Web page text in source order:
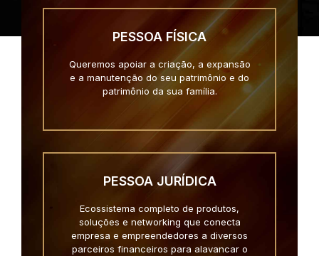
PESSOA FÍSICA
Queremos apoiar a criação, a expansão
e a manutenção do seu patrimônio e do
patrimônio da sua família.
PESSOA JURÍDICA
Ecossistema completo de produtos,
soluções e networking que conecta
empresa e empreendedores a diversos
parceiros financeiros para alavancar o